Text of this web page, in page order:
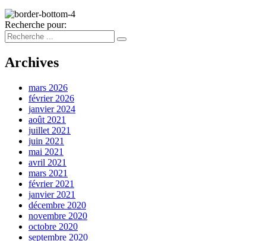
Recherche pour:
Archives
mars 2026
février 2026
janvier 2024
août 2021
juillet 2021
juin 2021
mai 2021
avril 2021
mars 2021
février 2021
janvier 2021
décembre 2020
novembre 2020
octobre 2020
septembre 2020